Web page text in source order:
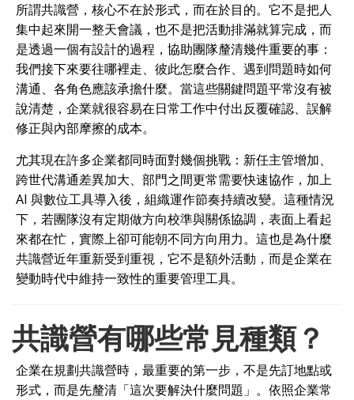
所謂共識營，核心不在於形式，而在於目的。它不是把人
集中起來開一整天會議，也不是把活動排滿就算完成，而
是透過一個有設計的過程，協助團隊釐清幾件重要的事：
我們接下來要往哪裡走、彼此怎麼合作、遇到問題時如何
溝通、各角色應該承擔什麼。當這些關鍵問題平常沒有被
說清楚，企業就很容易在日常工作中付出反覆確認、誤解
修正與內部摩擦的成本。
尤其現在許多企業都同時面對幾個挑戰：新任主管增加、
跨世代溝通差異加大、部門之間更常需要快速協作，加上
AI 與數位工具導入後，組織運作節奏持續改變。這種情況
下，若團隊沒有定期做方向校準與關係協調，表面上看起
來都在忙，實際上卻可能朝不同方向用力。這也是為什麼
共識營近年重新受到重視，它不是額外活動，而是企業在
變動時代中維持一致性的重要管理工具。
共識營有哪些常見種類？
企業在規劃共識營時，最重要的第一步，不是先訂地點或
形式，而是先釐清「這次要解決什麼問題」。依照企業常